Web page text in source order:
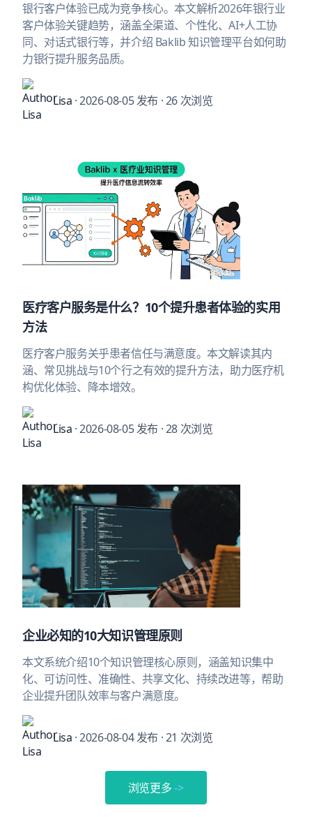
银行客户体验已成为竞争核心。本文解析2026年银行业
客户体验关键趋势，涵盖全渠道、个性化、AI+人工协
同、对话式银行等，并介绍 Baklib 知识管理平台如何助
力银行提升服务品质。
Lisa · 2026-08-05 发布 · 26 次浏览
医疗客户服务是什么？10个提升患者体验的实用
方法
医疗客户服务关乎患者信任与满意度。本文解读其内
涵、常见挑战与10个行之有效的提升方法，助力医疗机
构优化体验、降本增效。
Lisa · 2026-08-05 发布 · 28 次浏览
企业必知的10大知识管理原则
本文系统介绍10个知识管理核心原则，涵盖知识集中
化、可访问性、准确性、共享文化、持续改进等，帮助
企业提升团队效率与客户满意度。
Lisa · 2026-08-04 发布 · 21 次浏览
浏览更多->